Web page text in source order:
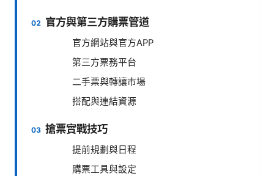
官方與第三方購票管道
官方網站與官方APP
第三方票務平台
二手票與轉讓市場
搭配與連結資源
搶票實戰技巧
提前規劃與日程
購票工具與設定